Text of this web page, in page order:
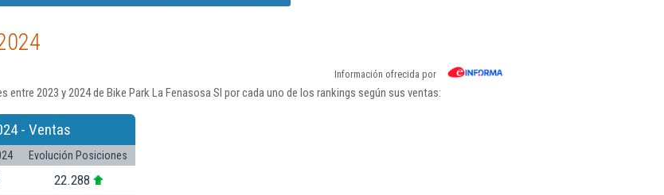
Información ofrecida por
2023 y 2024 de Bike Park La Fenasosa Sl por cada uno de los rankings según sus ventas:
- Ventas
Evolución Posiciones
22.288